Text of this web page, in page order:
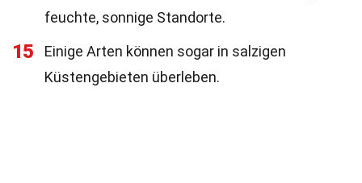
feuchte, sonnige Standorte.
15
Einige Arten können sogar in salzigen
Küstengebieten überleben.